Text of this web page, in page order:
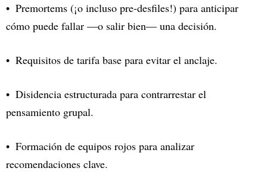
Premortems (¡o incluso pre-desfiles!) para anticipar
cómo puede fallar —o salir bien— una decisión.
Requisitos de tarifa base para evitar el anclaje.
Disidencia estructurada para contrarrestar el
pensamiento grupal.
Formación de equipos rojos para analizar
recomendaciones clave.